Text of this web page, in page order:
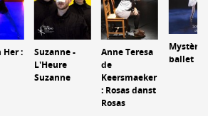
Her :
Suzanne -
L'Heure
Suzanne
Anne Teresa
de
Keersmaeker
: Rosas danst
Rosas
ballet